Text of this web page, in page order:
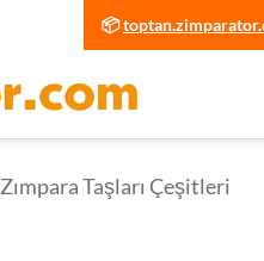
📦
Zımpara Taşları Çeşitleri